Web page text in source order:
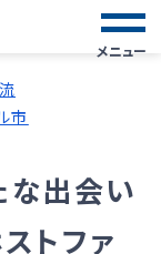
メニュー
市
出会い
トファ